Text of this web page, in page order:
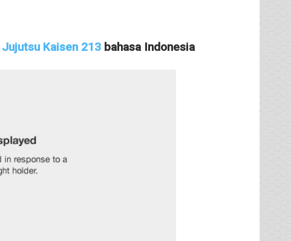
Jujutsu Kaisen 213bahasa Indonesia